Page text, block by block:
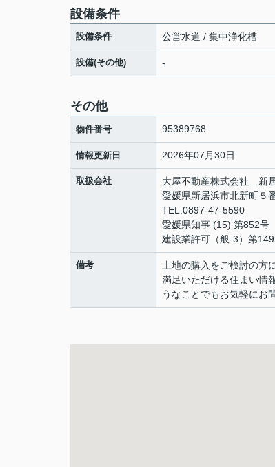
設備条件
設備条件 公営水道 / 集中浄化槽
設備(その他) -
その他
物件番号 95389768
情報更新日 2026年07月30日
取扱会社
大屋不動産株式会社 新
愛媛県新居浜市北新町５
TEL:0897-47-5590
愛媛県知事 (15) 第852号
建設業許可（般-3）第
備考
土地の購入をご検討の方
満足いただける住まい情
うなことでもお気軽にお